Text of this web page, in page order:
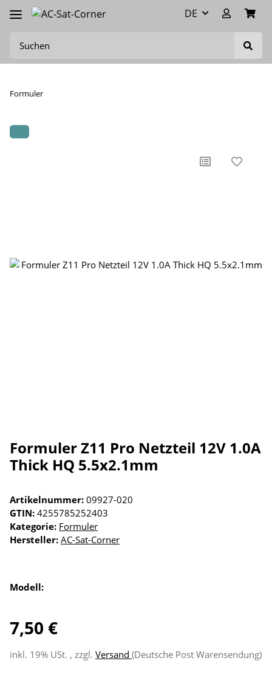
DE
Formuler
Formuler Z11 Pro Netzteil 12V 1.0A
Thick HQ 5.5x2.1mm
Artikelnummer: 09927-020
GTIN: 4255785252403
Kategorie: Formuler
Hersteller: AC-Sat-Corner
Modell:
7,50 €
inkl. 19% USt. , zzgl. Versand (Deutsche Post Warensendung)